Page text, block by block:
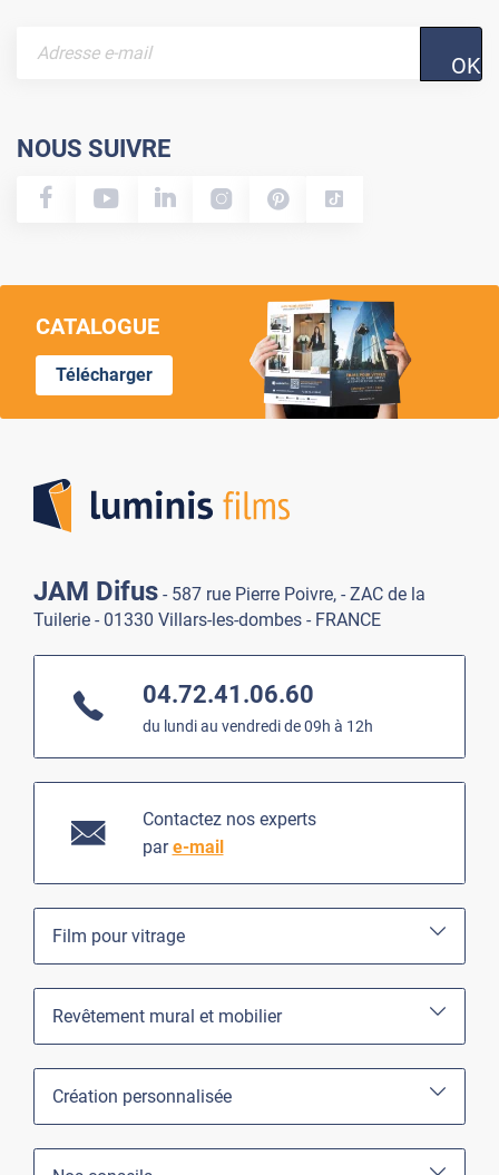
OK
NOUS SUIVRE
CATALOGUE
Télécharger
JAM Difus - 587 rue Pierre Poivre, - ZAC de la
Tuilerie - 01330 Villars-les-dombes - FRANCE
04.72.41.06.60
du lundi au vendredi de 09h à 12h
Contactez nos experts
pare-mail
Film pour vitrage
Revêtement mural et mobilier
Création personnalisée